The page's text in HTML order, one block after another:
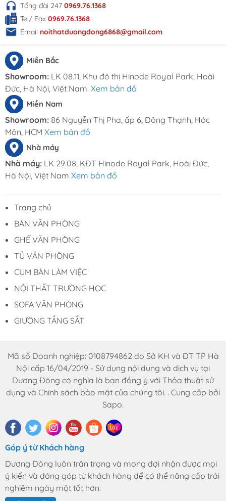
Tổng đài 247 0969.76.1368
Tel/ Fax 0969.76.1368
Email noithatduongdong6868@gmail.com
Miền Bắc
Showroom: LK 08.11, Khu đô thị Hinode Royal Park, Hoài
Đức, Hà Nội, Việt Nam. Xem bản đồ
Miền Nam
Showroom: 86 Nguyễn Thị Pha, ấp 6, Đông Thạnh, Hóc
Môn, HCM Xem bản đồ
Nhà máy
Nhà máy: LK 29.08, KĐT Hinode Royal Park, Hoài Đức,
Hà Nội, Việt Nam Xem bản đồ
Trang chủ
BÀN VĂN PHÒNG
GHẾ VĂN PHÒNG
TỦ VĂN PHÒNG
CỤM BÀN LÀM VIỆC
NỘI THẤT TRƯỜNG HỌC
SOFA VĂN PHÒNG
GIƯỜNG TẦNG SẮT
Mã số Doanh nghiệp: 0108794862 do Sở KH và ĐT TP Hà
Nội cấp 16/04/2019 - Sử dụng nội dung và dịch vụ tại
Dương Đông có nghĩa là bạn đồng ý với Thỏa thuật sử
dụng và Chính sách bảo mật của chúng tôi. . Cung cấp bởi
Sapo.
Góp ý từ Khách hàng
Dương Đông luôn trân trọng và mong đợi nhận được mọi
ý kiến và đóng góp từ khách hàng để có thể nâng cấp trải
nghiệm ngày một tốt hơn.